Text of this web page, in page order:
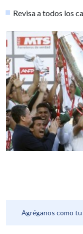
Revisa a todos los
Agréganos como